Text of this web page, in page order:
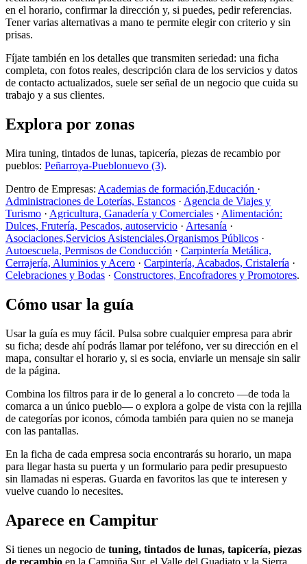
en el horario, confirmar la dirección y, si puedes, pedir referencias.
Tener varias alternativas a mano te permite elegir con criterio y sin
prisas.
Fíjate también en los detalles que transmiten seriedad: una ficha
completa, con fotos reales, descripción clara de los servicios y datos
de contacto actualizados, suele ser señal de un negocio que cuida su
trabajo y a sus clientes.
Explora por zonas
Mira tuning, tintados de lunas, tapicería, piezas de recambio por
pueblos: Peñarroya-Pueblonuevo (3).
Dentro de Empresas: Academias de formación,Educación ·
Administraciones de Loterías, Estancos · Agencia de Viajes y
Turismo · Agricultura, Ganadería y Comerciales · Alimentación:
Dulces, Frutería, Pescados, autoservicio · Artesanía ·
Asociaciones,Servicios Asistenciales,Organismos Públicos ·
Autoescuela, Permisos de Conducción · Carpintería Metálica,
Cerrajería, Aluminios y Acero · Carpintería, Acabados, Cristalería ·
Celebraciones y Bodas · Constructores, Encofradores y Promotores.
Cómo usar la guía
Usar la guía es muy fácil. Pulsa sobre cualquier empresa para abrir
su ficha; desde ahí podrás llamar por teléfono, ver su dirección en el
mapa, consultar el horario y, si es socia, enviarle un mensaje sin salir
de la página.
Combina los filtros para ir de lo general a lo concreto —de toda la
comarca a un único pueblo— o explora a golpe de vista con la rejilla
de categorías por iconos, cómoda también para quien no se maneja
con las pantallas.
En la ficha de cada empresa socia encontrarás su horario, un mapa
para llegar hasta su puerta y un formulario para pedir presupuesto
sin llamadas ni esperas. Guarda en favoritos las que te interesen y
vuelve cuando lo necesites.
Aparece en Campitur
Si tienes un negocio de tuning, tintados de lunas, tapicería, piezas
de recambio en la Campiña Sur, el Valle del Guadiato y la Sierra